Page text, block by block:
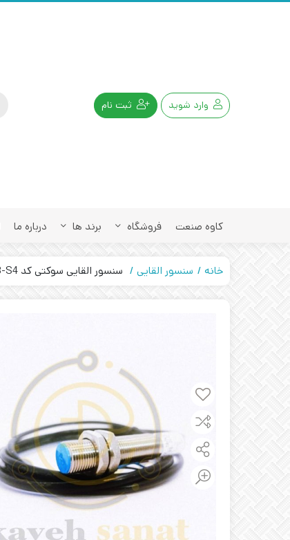
وارد شوید ثبت نام
کاوه صنعت فروشگاه برند ها درباره ما
خانه سنسور القایی سنسور القایی سوکتی کد IPS-405-N-18-S4 تبریز پژوه